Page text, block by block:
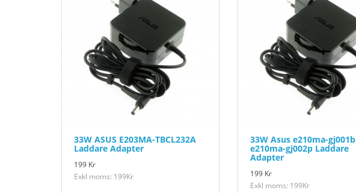
33W ASUS E203MA-TBCL232A
Laddare Adapter
199 Kr
Exkl moms: 199Kr
33W Asus e210ma-gj001b
e210ma-gj002p Laddare
Adapter
199 Kr
Exkl moms: 199Kr